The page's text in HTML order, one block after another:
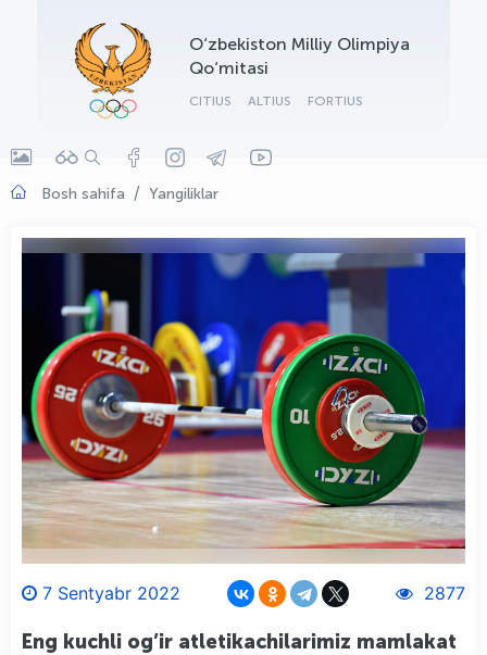
O‘zbekiston Milliy Olimpiya
Qo‘mitasi
CITIUS ALTIUS FORTIUS
Bosh sahifa Yangiliklar
7 Sentyabr 2022 2877
Eng kuchli og’ir atletikachilarimiz mamlakat
OLYMPCHIK AI - yordamchi
Onlayn · olympic.uz